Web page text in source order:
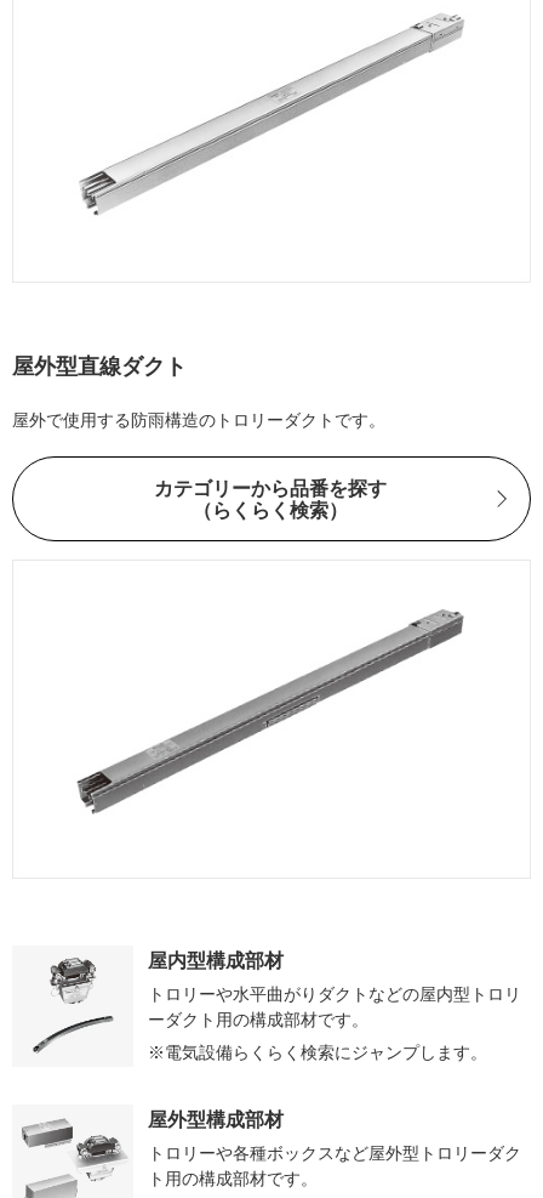
屋外型直線ダクト
屋外で使用する防雨構造のトロリーダクトです。
カテゴリーから品番を探す
（らくらく検索）
屋内型構成部材
トロリーや水平曲がりダクトなどの屋内型トロリ
ーダクト用の構成部材です。
電気設備らくらく検索にジャンプします。
屋外型構成部材
トロリーや各種ボックスなど屋外型トロリーダク
ト用の構成部材です。